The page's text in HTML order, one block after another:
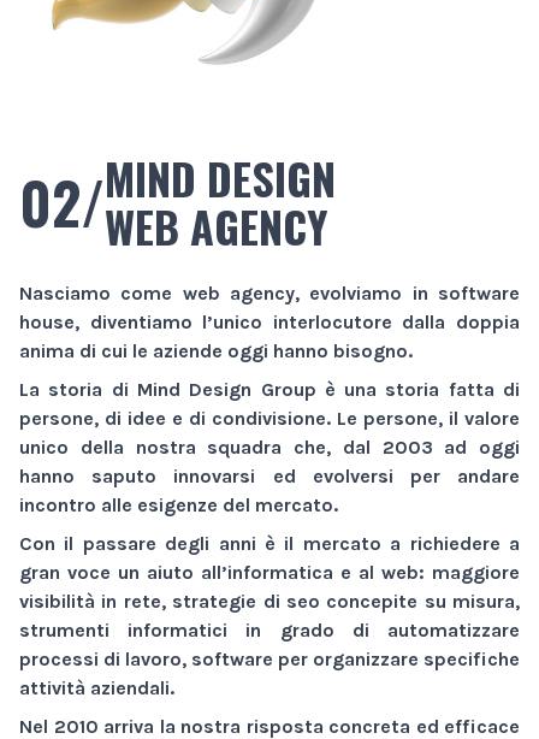
02/MIND DESIGN
WEB AGENCY
Nasciamo come web agency, evolviamo in software
house, diventiamo l’unico interlocutore dalla doppia
anima di cui le aziende oggi hanno bisogno.
La storia di Mind Design Group è una storia fatta di
persone, di idee e di condivisione. Le persone, il valore
unico della nostra squadra che, dal 2003 ad oggi
hanno saputo innovarsi ed evolversi per andare
incontro alle esigenze del mercato.
Con il passare degli anni è il mercato a richiedere a
gran voce un aiuto all’informatica e al web: maggiore
visibilità in rete, strategie di seo concepite su misura,
strumenti informatici in grado di automatizzare
processi di lavoro, software per organizzare specifiche
attività aziendali.
Nel 2010 arriva la nostra risposta concreta ed efficace